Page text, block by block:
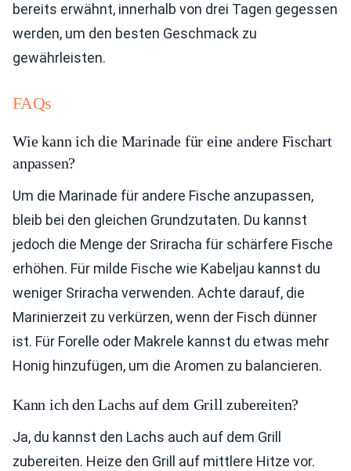
bereits erwähnt, innerhalb von drei Tagen gegessen
werden, um den besten Geschmack zu
gewährleisten.
FAQs
Wie kann ich die Marinade für eine andere Fischart
anpassen?
Um die Marinade für andere Fische anzupassen,
bleib bei den gleichen Grundzutaten. Du kannst
jedoch die Menge der Sriracha für schärfere Fische
erhöhen. Für milde Fische wie Kabeljau kannst du
weniger Sriracha verwenden. Achte darauf, die
Marinierzeit zu verkürzen, wenn der Fisch dünner
ist. Für Forelle oder Makrele kannst du etwas mehr
Honig hinzufügen, um die Aromen zu balancieren.
Kann ich den Lachs auf dem Grill zubereiten?
Ja, du kannst den Lachs auch auf dem Grill
zubereiten. Heize den Grill auf mittlere Hitze vor.